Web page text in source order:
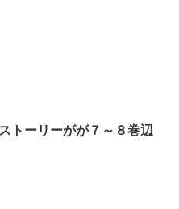
トーリーがが７～８巻辺